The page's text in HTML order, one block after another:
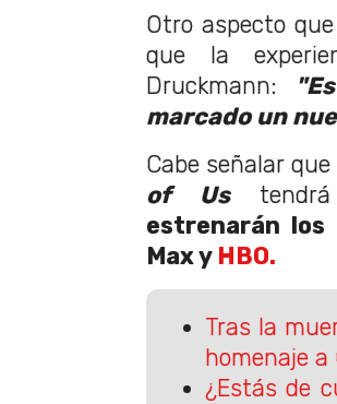
Otro aspecto
que la
Druckmann:
marcado un
Cabe señalar
of Ustendrá
estrenarán los
Max yHBO.
Tras la
homenaje a
¿Estás de